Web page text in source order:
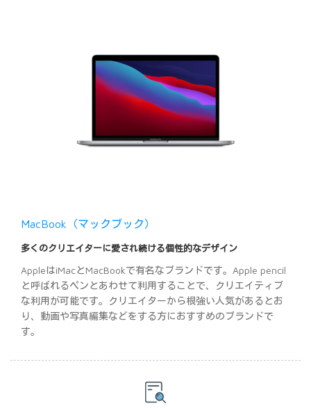
MacBook（マックブック）
多くのクリエイターに愛され続ける個性的なデザイン
AppleはiMacとMacBookで有名なブランドです。Apple pencil
と呼ばれるペンとあわせて利用することで、クリエイティブ
な利用が可能です。クリエイターから根強い人気があるとお
り、動画や写真編集などをする方におすすめのブランドで
す。